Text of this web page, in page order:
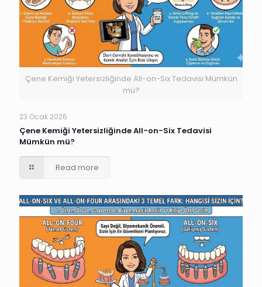
Çene Kemiği Yetersizliğinde All-on-Six Tedavisi Mümkün
mü?
23 Ocak 2026
Çene Kemiği Yetersizliğinde All-on-Six Tedavisi
Mümkün mü?
Read more